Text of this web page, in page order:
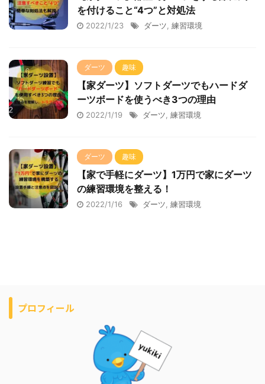
を付けること“4つ”と対処法
2022/1/23 ダーツ 練習環境
ダーツ 趣味
【家ダーツ】ソフトダーツでもハードダ
ーツボードを使うべき3つの理由
2022/1/19 ダーツ 練習環境
ダーツ 趣味
【家で手軽にダーツ】1万円で家にダーツ
の練習環境を整える！
2022/1/16 ダーツ 練習環境
プロフィール